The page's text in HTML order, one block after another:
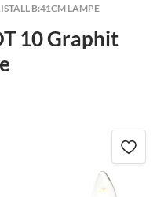
B:41CM LAMPE
10 Graphit